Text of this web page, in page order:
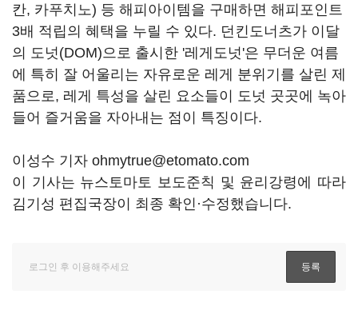
칸, 카푸치노) 등 해피아이템을 구매하면 해피포인트
3배 적립의 혜택을 누릴 수 있다. 던킨도너츠가 이달
의 도넛(DOM)으로 출시한 '레게도넛'은 무더운 여름
에 특히 잘 어울리는 자유로운 레게 분위기를 살린 제
품으로, 레게 특성을 살린 요소들이 도넛 곳곳에 녹아
들어 즐거움을 자아내는 점이 특징이다.
이성수 기자 ohmytrue@etomato.com
이 기사는 뉴스토마토 보도준칙 및 윤리강령에 따라
김기성 편집국장이 최종 확인·수정했습니다.